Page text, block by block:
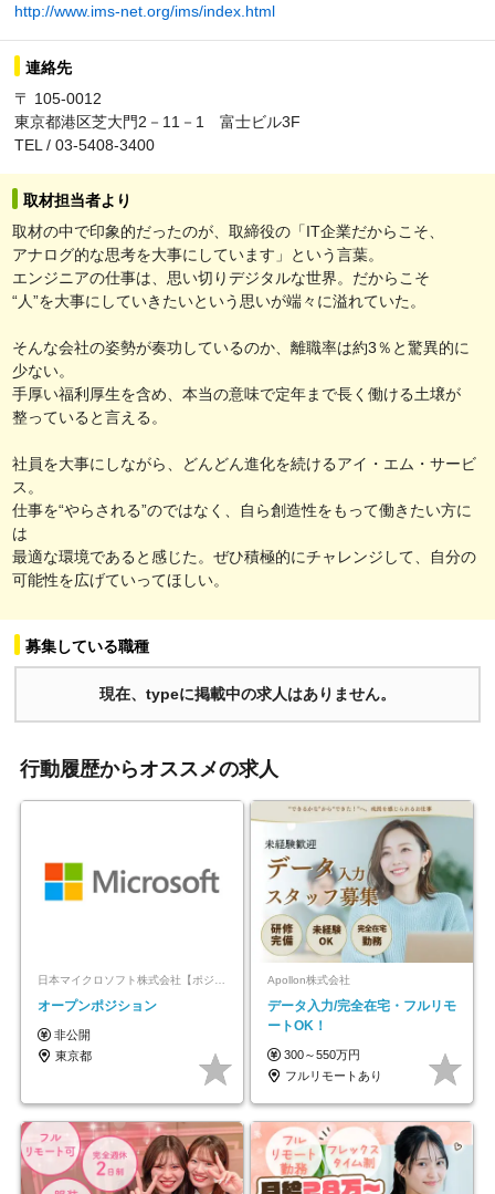
http://www.ims-net.org/ims/index.html
連絡先
〒 105-0012
東京都港区芝大門2－11－1 富士ビル3F
TEL / 03-5408-3400
取材担当者より
取材の中で印象的だったのが、取締役の「IT企業だからこそ、
アナログ的な思考を大事にしています」という言葉。
エンジニアの仕事は、思い切りデジタルな世界。だからこそ
“人”を大事にしていきたいという思いが端々に溢れていた。
そんな会社の姿勢が奏功しているのか、離職率は約3％と驚異的に
少ない。
手厚い福利厚生を含め、本当の意味で定年まで長く働ける土壌が
整っていると言える。
社員を大事にしながら、どんどん進化を続けるアイ・エム・サービ
ス。
仕事を“やらされる”のではなく、自ら創造性をもって働きたい方に
は
最適な環境であると感じた。ぜひ積極的にチャレンジして、自分の
可能性を広げていってほしい。
募集している職種
現在、typeに掲載中の求人はありません。
行動履歴からオススメの求人
オープンポジション
非公開
東京都
Apollon株式会社
データ入力/完全在宅・フルリモ
ートOK！
300～550万円
フルリモートあり